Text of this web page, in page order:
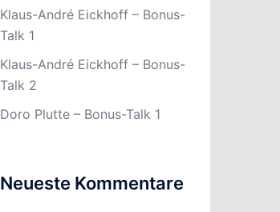
Klaus-André Eickhoff – Bonus-
Talk 1
Klaus-André Eickhoff – Bonus-
Talk 2
Doro Plutte – Bonus-Talk 1
Neueste Kommentare